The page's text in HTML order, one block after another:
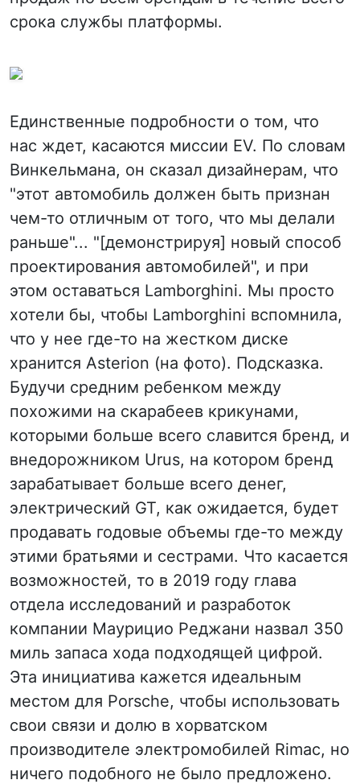
срока службы платформы.
Единственные подробности о том, что
нас ждет, касаются миссии EV. По словам
Винкельмана, он сказал дизайнерам, что
"этот автомобиль должен быть признан
чем-то отличным от того, что мы делали
раньше"... "[демонстрируя] новый способ
проектирования автомобилей", и при
этом оставаться Lamborghini. Мы просто
хотели бы, чтобы Lamborghini вспомнила,
что у нее где-то на жестком диске
хранится Asterion (на фото). Подсказка.
Будучи средним ребенком между
похожими на скарабеев крикунами,
которыми больше всего славится бренд, и
внедорожником Urus, на котором бренд
зарабатывает больше всего денег,
электрический GT, как ожидается, будет
продавать годовые объемы где-то между
этими братьями и сестрами. Что касается
возможностей, то в 2019 году глава
отдела исследований и разработок
компании Маурицио Реджани назвал 350
миль запаса хода подходящей цифрой.
Эта инициатива кажется идеальным
местом для Porsche, чтобы использовать
свои связи и долю в хорватском
производителе электромобилей Rimac, но
ничего подобного не было предложено.